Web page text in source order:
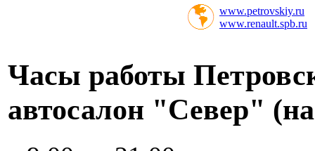
www.petrovskiy.ru
www.renault.spb.ru
Часы работы
автосалон "Север"